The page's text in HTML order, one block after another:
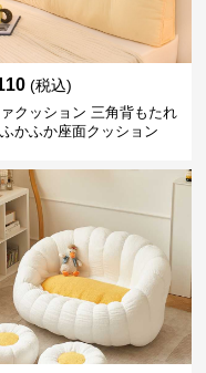
(税込)
クッション 三角背もたれ
かふか座面クッション